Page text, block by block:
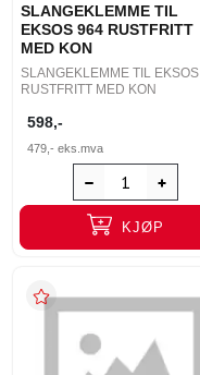
SLANGEKLEMME TIL
EKSOS 964 RUSTFRITT
MED KON
SLANGEKLEMME TIL EKSOS
RUSTFRITT MED KON
598,-
479,- eks.mva
KJØP